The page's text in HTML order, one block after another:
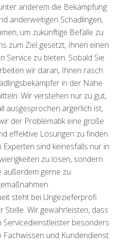
anderem die Bekämpfung
anderweitigen Schädlingen,
um zukünftige Befälle zu
zum Ziel gesetzt, Ihnen einen
Service zu bieten. Sobald Sie
wir daran, Ihnen rasch
in der Nähe
Wir verstehen nur zu gut,
ausgesprochen ärgerlich ist,
der Problematik eine große
effektive Lösungen zu finden.
sind keinesfalls nur in
zu lösen, sondern
außerdem gerne zu
steht bei Ungezieferprofi
Wir gewährleisten, dass
besonders
und Kundendienst